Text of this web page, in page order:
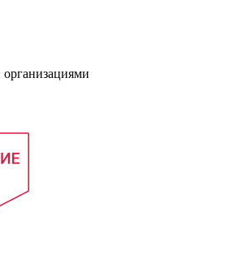
организациями